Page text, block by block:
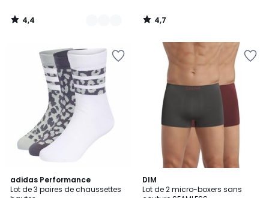
4,4
/
4,7
/
adidas Performance
Lot de 3 paires de chaussettes
4,9
/ 5
DIM
Lot de 2 micro-boxers sans